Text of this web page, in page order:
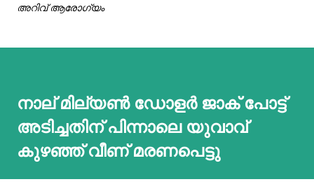
അറിവ് ആരോഗ്യം
നാല് മില്യണ്‍ ഡോളർ ജാക് പോട്ട്
അടിച്ചതിന് പിന്നാലെ യുവാവ്
കുഴഞ്ഞ് വീണ് മരണപെട്ടു